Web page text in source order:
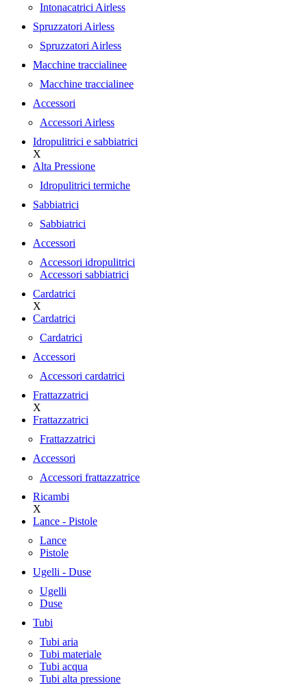
Intonacatrici Airless
Spruzzatori Airless
Spruzzatori Airless
Macchine traccialinee
Macchine traccialinee
Accessori
Accessori Airless
Idropulitrici e sabbiatrici
X
Alta Pressione
Idropulitrici termiche
Sabbiatrici
Sabbiatrici
Accessori
Accessori idropulitrici
Accessori sabbiatrici
Cardatrici
X
Cardatrici
Cardatrici
Accessori
Accessori cardatrici
Frattazzatrici
X
Frattazzatrici
Frattazzatrici
Accessori
Accessori frattazzatrice
Ricambi
X
Lance - Pistole
Lance
Pistole
Ugelli - Duse
Ugelli
Duse
Tubi
Tubi aria
Tubi materiale
Tubi acqua
Tubi alta pressione